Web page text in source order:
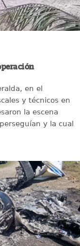
en el
y técnicos en
la escena
y la cual